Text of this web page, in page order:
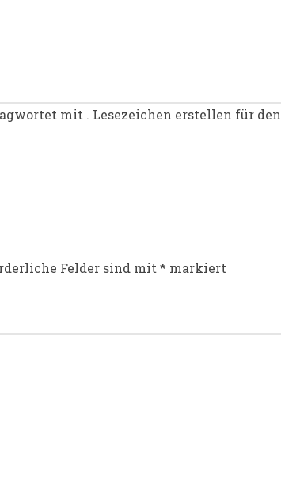
mit . Lesezeichen erstellen für den
Felder sind mit * markiert